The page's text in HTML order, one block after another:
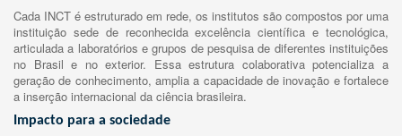
Cada INCT é estruturado em rede, os institutos são compostos por uma
instituição sede de reconhecida excelência científica e tecnológica,
articulada a laboratórios e grupos de pesquisa de diferentes instituições
no Brasil e no exterior. Essa estrutura colaborativa potencializa a
geração de conhecimento, amplia a capacidade de inovação e fortalece
a inserção internacional da ciência brasileira.
Impacto para a sociedade